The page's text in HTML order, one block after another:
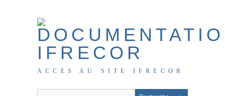
ACCES AU SITE IFRECOR